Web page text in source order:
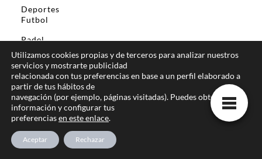
Deportes
Futbol
Padel
Destacados
Ejercicios
Elipticas
Entrenamiento Y asesoramiento personal
Fuerza
Utilizamos cookies propias y de terceros para analizar nuestros
servicios y mostrarte publicidad
relacionada con tus preferencias en base a un perfil elaborado a
partir de tus hábitos de
navegación (por ejemplo, páginas visitadas). Puedes obtener más
información y configurar tus
preferenciasen este enlace.
Aceptar Rechazar